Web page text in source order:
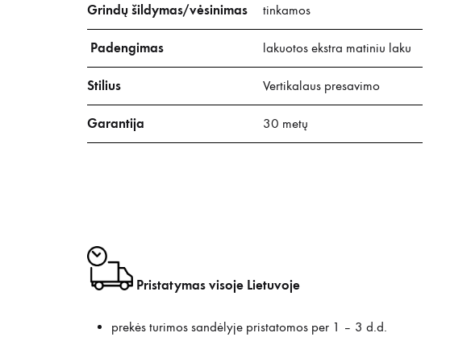
Grindų šildymas/vėsinimas tinkamos
Padengimas lakuotos ekstra matiniu laku
Stilius Vertikalaus presavimo
Garantija 30 metų
Pristatymas visoje Lietuvoje
prekės turimos sandėlyje pristatomos per 1 – 3 d.d.